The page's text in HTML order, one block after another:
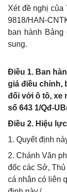
Xét đề nghị của
9818/HAN-
ban hành
sung.
Điều 1. Ban
giá điều chỉnh,
đối với ô tô, xe
số 643 1/Qđ-
Điều 2. Hiệu
1. Quyết định
2. Chánh Văn
đốc các Sở,
cá nhân có liên